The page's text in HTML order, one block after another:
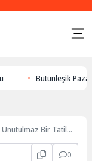
Bütünleşik Pazarlama:
Bir Tatil
0